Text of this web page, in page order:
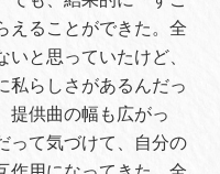
えることができた。全
と思っていたけど、
私らしさがあるんだっ
提供曲の幅も広がっ
って気づけて、自分の